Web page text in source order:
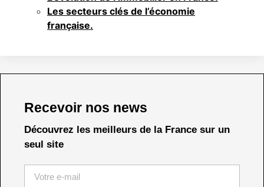
Les secteurs clés de l’économie
française.
Recevoir nos news
Découvrez les meilleurs de la France sur un
seul site